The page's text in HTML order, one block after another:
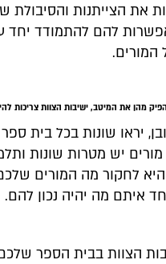
את הצייתנות
להם להתמודד
המורים.
מהן את המיטב, ישיבות הצוות צריכות
יראו שונות בכל בית ספר
יש מטרות שונות
לחקור מה המורים
איתם מה יהיה נכון להם.
הצוות בבית הספר